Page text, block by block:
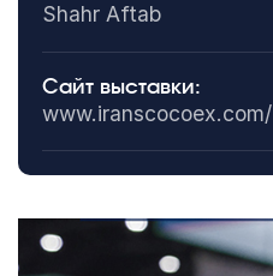
Shahr Aftab
Сайт выставки:
www.iranscocoex.com/